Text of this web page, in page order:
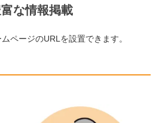
な情報掲載
ページのURLを設置できます。